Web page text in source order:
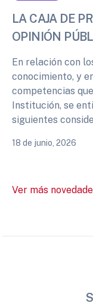
LA CAJA DE
OPINIÓN
En relación con
conocimiento, y
competencias
Institución, se
siguientes
18 de junio, 2026
Ver más